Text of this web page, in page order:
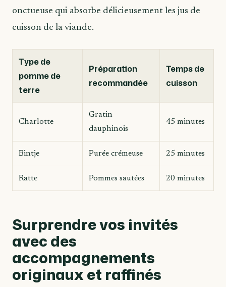
onctueuse qui absorbe délicieusement les jus de
cuisson de la viande.
Type de
pomme de
terre
Préparation
recommandée
Temps de
cuisson
Charlotte
Gratin
dauphinois
45 minutes
Bintje Purée crémeuse 25 minutes
Ratte Pommes sautées 20 minutes
Surprendre vos invités
avec des
accompagnements
originaux et raffinés